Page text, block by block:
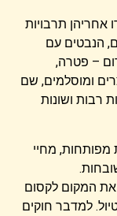
אחריהן תרבויות
הנבטים עם
– פטרה,
ומוסלמים, שם
רבות ושונות
מפותחות, מחיי
את המקום לקסום
למדבר חוקים